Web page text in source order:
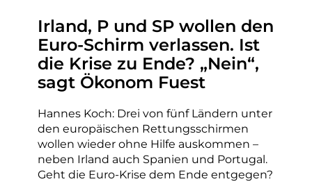
Irland, P und SP wollen den
Euro-Schirm verlassen. Ist
die Krise zu Ende? „Nein“,
sagt Ökonom Fuest
Hannes Koch: Drei von fünf Ländern unter
den europäischen Rettungsschirmen
wollen wieder ohne Hilfe auskommen –
neben Irland auch Spanien und Portugal.
Geht die Euro-Krise dem Ende entgegen?